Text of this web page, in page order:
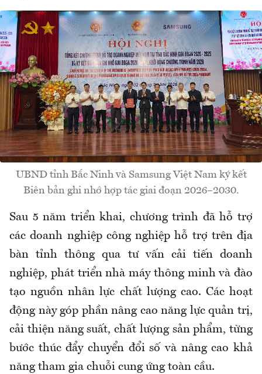
UBND tỉnh Bắc Ninh và Samsung Việt Nam ký kết
Biên bản ghi nhớ hợp tác giai đoạn 2026–2030.
Sau 5 năm triển khai, chương trình đã hỗ trợ
các doanh nghiệp công nghiệp hỗ trợ trên địa
bàn tỉnh thông qua tư vấn cải tiến doanh
nghiệp, phát triển nhà máy thông minh và đào
tạo nguồn nhân lực chất lượng cao. Các hoạt
động này góp phần nâng cao năng lực quản trị,
cải thiện năng suất, chất lượng sản phẩm, từng
bước thúc đẩy chuyển đổi số và nâng cao khả
năng tham gia chuỗi cung ứng toàn cầu.